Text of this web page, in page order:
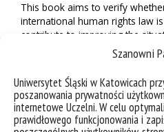
Szanowni
Uniwersytet Śląski w Katowicach
poszanowania prywatności
internetowe Uczelni. W celu
prawidłowego funkcjonowania i
This book aims to verify
international human rights law
contribute to improving the
people. In its foundation, this
primarily aimed at protecting
vulnerable one. At its core is
the personal dignity of the
of every human being. Hence,
other than the social inclusion